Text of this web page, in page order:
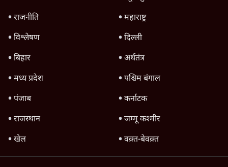
राजनीति
महाराष्ट्र
विश्लेषण
दिल्ली
बिहार
अर्थतंत्र
मध्य प्रदेश
पश्चिम बंगाल
पंजाब
कर्नाटक
राजस्थान
जम्मू कश्मीर
खेल
वक़्त-बेवक़्त